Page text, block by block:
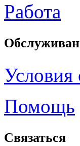
Работа
Условия
Помощь
Связаться